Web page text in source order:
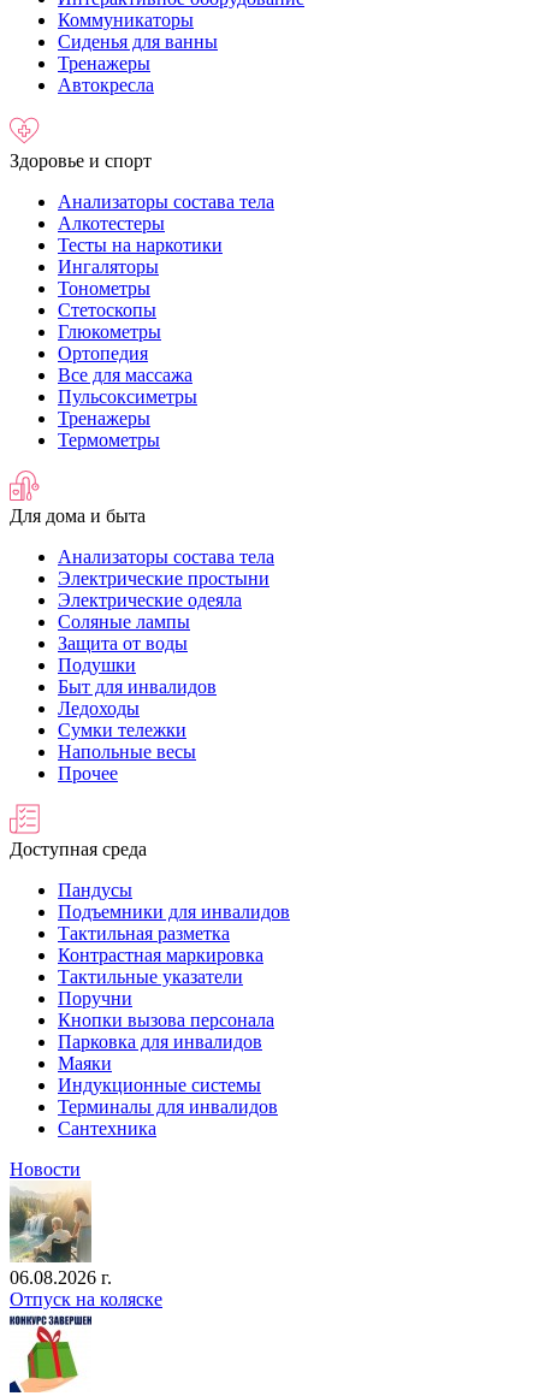
Коммуникаторы
Сиденья для ванны
Тренажеры
Автокресла
Здоровье и спорт
Анализаторы состава тела
Алкотестеры
Тесты на наркотики
Ингаляторы
Тонометры
Стетоскопы
Глюкометры
Ортопедия
Все для массажа
Пульсоксиметры
Тренажеры
Термометры
Для дома и быта
Анализаторы состава тела
Электрические простыни
Электрические одеяла
Соляные лампы
Защита от воды
Подушки
Быт для инвалидов
Ледоходы
Сумки тележки
Напольные весы
Прочее
Доступная среда
Пандусы
Подъемники для инвалидов
Тактильная разметка
Контрастная маркировка
Тактильные указатели
Поручни
Кнопки вызова персонала
Парковка для инвалидов
Маяки
Индукционные системы
Терминалы для инвалидов
Сантехника
Новости
06.08.2026 г.
Отпуск на коляске